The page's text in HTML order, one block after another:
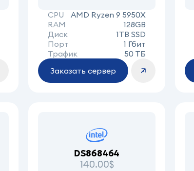
CPU
AMD Ryzen 9 5950X
RAM
128GB
Диск
1TB SSD
Порт
1 Гбит
Трафик
50 ТБ
Заказать сервер
DS868464
140.00$